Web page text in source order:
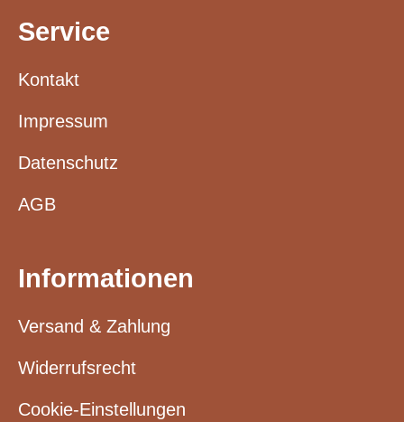
Service
Kontakt
Impressum
Datenschutz
AGB
Informationen
Versand & Zahlung
Widerrufsrecht
Cookie-Einstellungen